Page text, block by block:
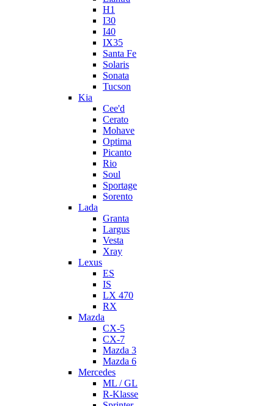
H1
I30
I40
IX35
Santa Fe
Solaris
Sonata
Tucson
Kia
Cee'd
Cerato
Mohave
Optima
Picanto
Rio
Soul
Sportage
Sorento
Lada
Granta
Largus
Vesta
Xray
Lexus
ES
IS
LX 470
RX
Mazda
CX-5
CX-7
Mazda 3
Mazda 6
Mercedes
ML / GL
R-Klasse